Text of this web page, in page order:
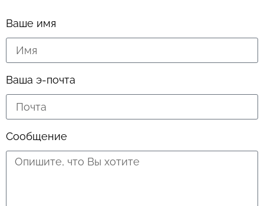
Ваше имя
Ваша э-почта
Сообщение